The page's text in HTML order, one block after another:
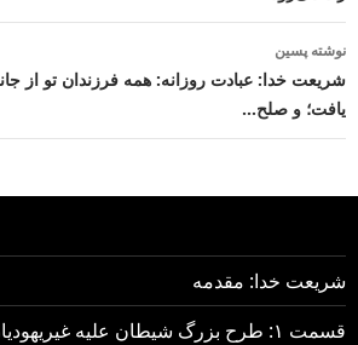
نوشته پسین
شریعت خدا: عبادت روزانه: همه فرزندان تو از
یافت؛ و صلح…
شریعت خدا: مقدمه
قسمت ۱: طرح بزرگ شیطان علیه غیریهودیان